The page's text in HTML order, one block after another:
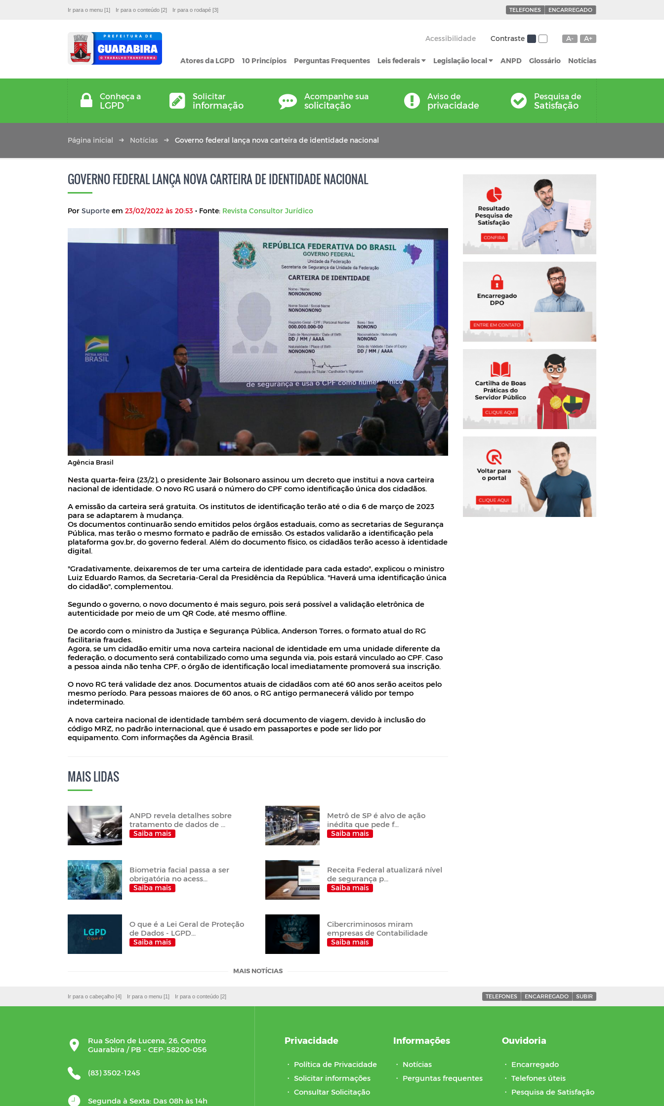
Ir para o menu [1] Ir para o conteúdo [2] Ir para o rodapé [3] TELEFONES ENCARREGADO
A- A+
Contraste
Acessibilidade
Atores da LGPD 10 Princípios Perguntas Frequentes Leis federais Legislação local ANPD Glossário Notícias
Conheça a
LGPD
Solicitar
informação
Acompanhe sua
solicitação
Aviso de
privacidade
Pesquisa de
Satisfação
Página inicial Notícias Governo federal lança nova carteira de identidade nacional
GOVERNO FEDERAL LANÇA NOVA CARTEIRA DE IDENTIDADE NACIONAL
Por Suporte em 23/02/2022 às 20:53 • Fonte: Revista Consultor Jurídico
Agência Brasil
Nesta quarta-feira (23/2), o presidente Jair Bolsonaro assinou um decreto que institui a nova carteira
nacional de identidade. O novo RG usará o número do CPF como identificação única dos cidadãos.
A emissão da carteira será gratuita. Os institutos de identificação terão até o dia 6 de março de 2023
para se adaptarem à mudança.
Os documentos continuarão sendo emitidos pelos órgãos estaduais, como as secretarias de Segurança
Pública, mas terão o mesmo formato e padrão de emissão. Os estados validarão a identificação pela
plataforma gov.br, do governo federal. Além do documento físico, os cidadãos terão acesso à identidade
digital.
"Gradativamente, deixaremos de ter uma carteira de identidade para cada estado", explicou o ministro
Luiz Eduardo Ramos, da Secretaria-Geral da Presidência da República. "Haverá uma identificação única
do cidadão", complementou.
Segundo o governo, o novo documento é mais seguro, pois será possível a validação eletrônica de
autenticidade por meio de um QR Code, até mesmo offline.
De acordo com o ministro da Justiça e Segurança Pública, Anderson Torres, o formato atual do RG
facilitaria fraudes.
Agora, se um cidadão emitir uma nova carteira nacional de identidade em uma unidade diferente da
federação, o documento será contabilizado como uma segunda via, pois estará vinculado ao CPF. Caso
a pessoa ainda não tenha CPF, o órgão de identificação local imediatamente promoverá sua inscrição.
O novo RG terá validade dez anos. Documentos atuais de cidadãos com até 60 anos serão aceitos pelo
mesmo período. Para pessoas maiores de 60 anos, o RG antigo permanecerá válido por tempo
indeterminado.
A nova carteira nacional de identidade também será documento de viagem, devido à inclusão do
código MRZ, no padrão internacional, que é usado em passaportes e pode ser lido por
equipamento. Com informações da Agência Brasil.
MAIS LIDAS
ANPD revela detalhes sobre
tratamento de dados de ...
Saiba mais
Metrô de SP é alvo de ação
inédita que pede f...
Saiba mais
Biometria facial passa a ser
obrigatória no acess...
Saiba mais
Receita Federal atualizará nível
de segurança p...
Saiba mais
O que é a Lei Geral de Proteção
de Dados - LGPD...
Saiba mais
Cibercriminosos miram
empresas de Contabilidade
Saiba mais
MAIS NOTÍCIAS
Ir para o cabeçalho [4] Ir para o menu [1] Ir para o conteúdo [2] TELEFONES ENCARREGADO SUBIR
Rua Solon de Lucena, 26, Centro
Guarabira / PB - CEP: 58200-056
(83) 3502-1245
Segunda à Sexta: Das 08h às 14h
Privacidade
・ Política de Privacidade
・ Solicitar informações
・ Consultar Solicitação
Informações
・ Notícias
・ Perguntas frequentes
Ouvidoria
・ Encarregado
・ Telefones úteis
・ Pesquisa de Satisfação